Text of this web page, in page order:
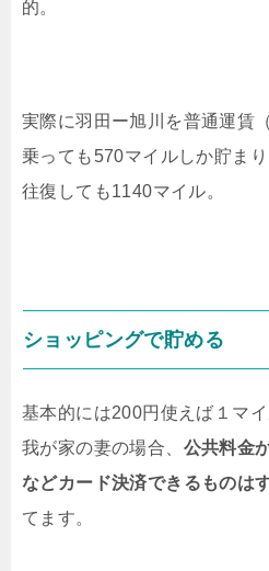
的。
実際に羽田ー旭川を普通運賃
乗っても570マイルしか貯まり
往復しても1140マイル。
ショッピングで貯める
基本的には200円使えば１マイ
我が家の妻の場合、 公共料金
などカード決済できるものは
てます。